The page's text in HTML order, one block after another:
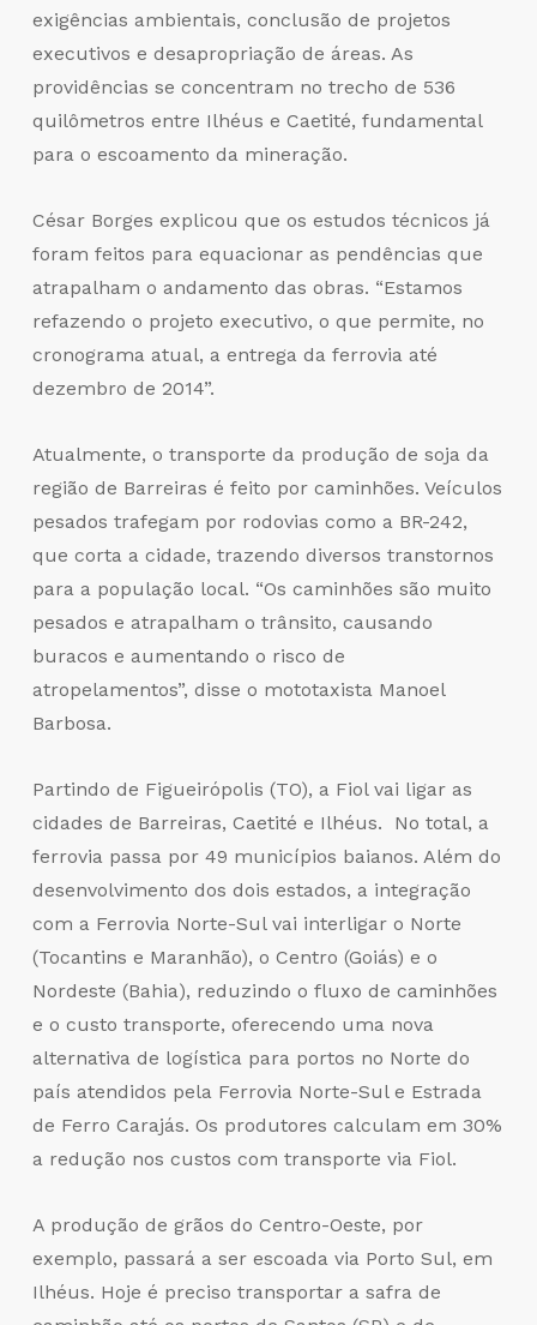
exigências ambientais, conclusão de projetos
executivos e desapropriação de áreas. As
providências se concentram no trecho de 536
quilômetros entre Ilhéus e Caetité, fundamental
para o escoamento da mineração.
César Borges explicou que os estudos técnicos já
foram feitos para equacionar as pendências que
atrapalham o andamento das obras. “Estamos
refazendo o projeto executivo, o que permite, no
cronograma atual, a entrega da ferrovia até
dezembro de 2014”.
Atualmente, o transporte da produção de soja da
região de Barreiras é feito por caminhões. Veículos
pesados trafegam por rodovias como a BR-242,
que corta a cidade, trazendo diversos transtornos
para a população local. “Os caminhões são muito
pesados e atrapalham o trânsito, causando
buracos e aumentando o risco de
atropelamentos”, disse o mototaxista Manoel
Barbosa.
Partindo de Figueirópolis (TO), a Fiol vai ligar as
cidades de Barreiras, Caetité e Ilhéus. No total, a
ferrovia passa por 49 municípios baianos. Além do
desenvolvimento dos dois estados, a integração
com a Ferrovia Norte-Sul vai interligar o Norte
(Tocantins e Maranhão), o Centro (Goiás) e o
Nordeste (Bahia), reduzindo o fluxo de caminhões
e o custo transporte, oferecendo uma nova
alternativa de logística para portos no Norte do
país atendidos pela Ferrovia Norte-Sul e Estrada
de Ferro Carajás. Os produtores calculam em 30%
a redução nos custos com transporte via Fiol.
A produção de grãos do Centro-Oeste, por
exemplo, passará a ser escoada via Porto Sul, em
Ilhéus. Hoje é preciso transportar a safra de